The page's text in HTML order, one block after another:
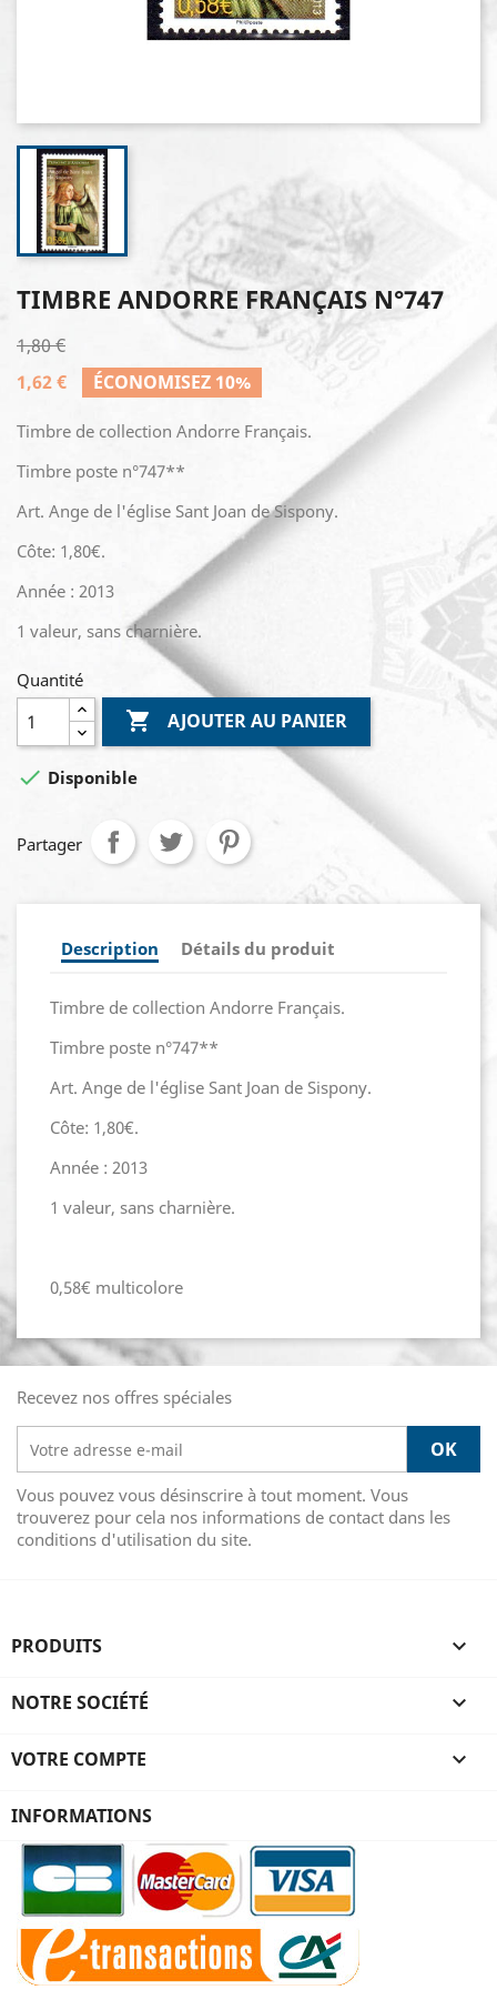
TIMBRE ANDORRE FRANÇAIS N°747
1,80 €
1,62 €
ÉCONOMISEZ 10%
Timbre de collection Andorre Français.
Timbre poste n°747**
Art. Ange de l'église Sant Joan de Sispony.
Côte: 1,80€.
Année : 2013
1 valeur, sans charnière.
Quantité
 AJOUTER AU PANIER
 Disponible
Partager
Description Détails du produit
Timbre de collection Andorre Français.
Timbre poste n°747**
Art. Ange de l'église Sant Joan de Sispony.
Côte: 1,80€.
Année : 2013
1 valeur, sans charnière.
0,58€ multicolore
Recevez nos offres spéciales
Vous pouvez vous désinscrire à tout moment. Vous
trouverez pour cela nos informations de contact dans les
conditions d'utilisation du site.
PRODUITS 
NOTRE SOCIÉTÉ 
VOTRE COMPTE 
INFORMATIONS